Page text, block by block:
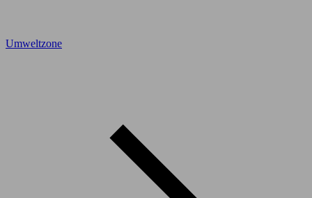
Umweltzone